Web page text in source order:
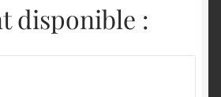
disponible :